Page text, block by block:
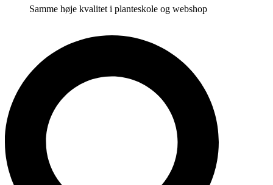
Samme høje kvalitet i planteskole og webshop